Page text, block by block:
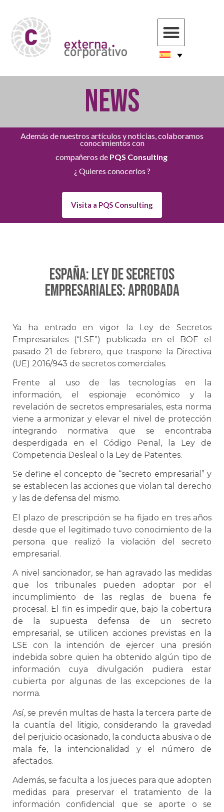
NEWS
Además de nuestros artículos y noticias, colaboramos
conocimientos con
compañeros de PQS Consulting
¿ Quieres conocerlos ?
Visita a PQS Consulting
ESPAÑA: Ley de Secretos
empresariales: Aprobada
Ya ha entrado en vigor la Ley de Secretos
Empresariales (“LSE”) publicada en el BOE el
pasado 21 de febrero, que traspone la Directiva
(UE) 2016/943 de secretos comerciales.
Frente al uso de las tecnologías en la
información, el espionaje económico y la
revelación de secretos empresariales, esta norma
viene a armonizar y elevar el nivel de protección
integrando normativa que se encontraba
desperdigada en el Código Penal, la Ley de
Competencia Desleal o la Ley de Patentes.
Se define el concepto de “secreto empresarial” y
se establecen las acciones que violan tal derecho
y las de defensa del mismo.
El plazo de prescripción se ha fijado en tres años
desde que el legitimado tuvo conocimiento de la
persona que realizó la violación del secreto
empresarial.
A nivel sancionador, se han agravado las medidas
que los tribunales pueden adoptar por el
incumplimiento de las reglas de buena fe
procesal. El fin es impedir que, bajo la cobertura
de la supuesta defensa de un secreto
empresarial, se utilicen acciones previstas en la
LSE con la intención de ejercer una presión
indebida sobre quien ha obtenido algún tipo de
información cuya divulgación pudiera estar
cubierta por algunas de las excepciones de la
norma.
Así, se prevén multas de hasta la tercera parte de
la cuantía del litigio, considerando la gravedad
del perjuicio ocasionado, la conducta abusiva o de
mala fe, la intencionalidad y el número de
afectados.
Además, se faculta a los jueces para que adopten
medidas para preservar el tratamiento de la
información confidencial que se aporte o se